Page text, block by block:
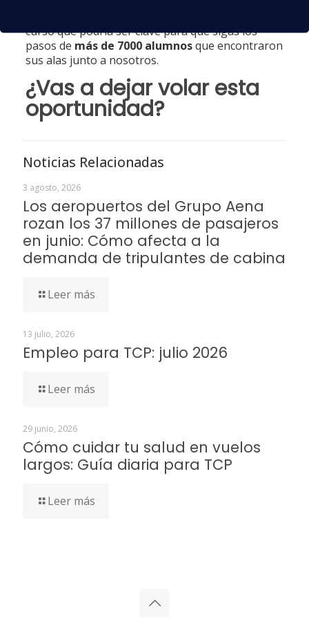
curso que podría ser clave para que sigas los
pasos de más de 7000 alumnosque encontraron
sus alas junto a nosotros.
¿Vas a dejarvolaresta
oportunidad?
Noticias Relacionadas
3 agosto, 2026
Los aeropuertos del Grupo Aena
rozan los 37 millones de pasajeros
en junio: Cómo afecta a la
demanda de tripulantes de cabina
Leer más
13 julio, 2026
Empleo para TCP: julio 2026
Leer más
29 junio, 2026
Cómo cuidar tu salud en vuelos
largos: Guía diaria para TCP
Leer más